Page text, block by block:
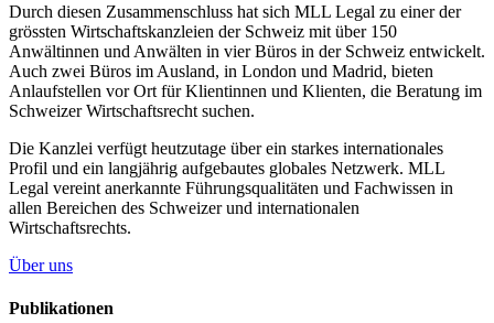
Durch diesen Zusammenschluss hat sich MLL Legal zu einer der
grössten Wirtschaftskanzleien der Schweiz mit über 150
Anwältinnen und Anwälten in vier Büros in der Schweiz entwickelt.
Auch zwei Büros im Ausland, in London und Madrid, bieten
Anlaufstellen vor Ort für Klientinnen und Klienten, die Beratung im
Schweizer Wirtschaftsrecht suchen.
Die Kanzlei verfügt heutzutage über ein starkes internationales
Profil und ein langjährig aufgebautes globales Netzwerk. MLL
Legal vereint anerkannte Führungsqualitäten und Fachwissen in
allen Bereichen des Schweizer und internationalen
Wirtschaftsrechts.
Über uns
Publikationen